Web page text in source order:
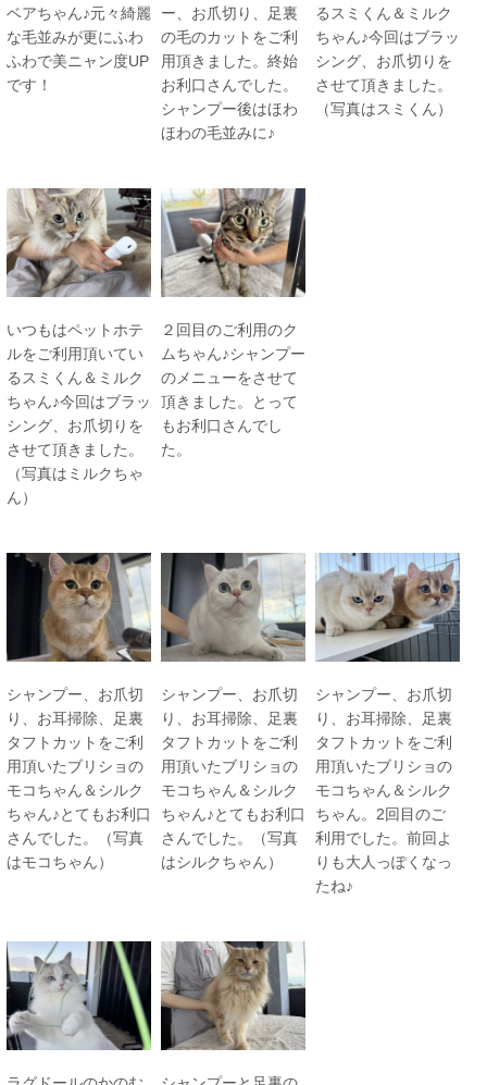
ベアちゃん♪元々綺麗
な毛並みが更にふわ
ふわで美ニャン度UP
です！
ー、お爪切り、足裏
の毛のカットをご利
用頂きました。終始
お利口さんでした。
シャンプー後はほわ
ほわの毛並みに♪
るスミくん＆ミルク
ちゃん♪今回はブラッ
シング、お爪切りを
させて頂きました。
（写真はスミくん）
いつもはペットホテ
ルをご利用頂いてい
るスミくん＆ミルク
ちゃん♪今回はブラッ
シング、お爪切りを
させて頂きました。
（写真はミルクちゃ
ん）
２回目のご利用のク
ムちゃん♪シャンプー
のメニューをさせて
頂きました。とって
もお利口さんでし
た。
シャンプー、お爪切
り、お耳掃除、足裏
タフトカットをご利
用頂いたブリショの
モコちゃん＆シルク
ちゃん♪とてもお利口
さんでした。（写真
はモコちゃん）
シャンプー、お爪切
り、お耳掃除、足裏
タフトカットをご利
用頂いたブリショの
モコちゃん＆シルク
ちゃん♪とてもお利口
さんでした。（写真
はシルクちゃん）
シャンプー、お爪切
り、お耳掃除、足裏
タフトカットをご利
用頂いたブリショの
モコちゃん＆シルク
ちゃん。2回目のご
利用でした。前回よ
りも大人っぽくなっ
たね♪